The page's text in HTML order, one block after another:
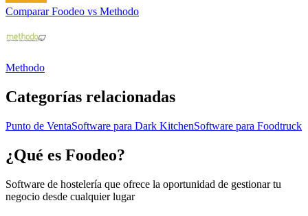
Comparar Foodeo vs Methodo
Methodo
Categorías relacionadas
Punto de VentaSoftware para Dark KitchenSoftware para Foodtruck
¿Qué es Foodeo?
Software de hostelería que ofrece la oportunidad de gestionar tu
negocio desde cualquier lugar